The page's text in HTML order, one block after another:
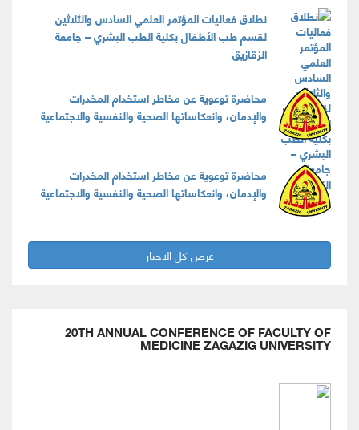
نطلاق فعاليات المؤتمر العلمي السادس والثلاثين
لقسم طب الأطفال بكلية الطب البشري – جامعة
الزقازيق
محاضرة توعوية عن مخاطر استخدام المخدرات
والإدمان، وانعكاساتها الصحية والنفسية والاجتماعية
محاضرة توعوية عن مخاطر استخدام المخدرات
والإدمان، وانعكاساتها الصحية والنفسية والاجتماعية
عرض كل الاخبار
20TH ANNUAL CONFERENCE OF FACULTY OF
MEDICINE ZAGAZIG UNIVERSITY